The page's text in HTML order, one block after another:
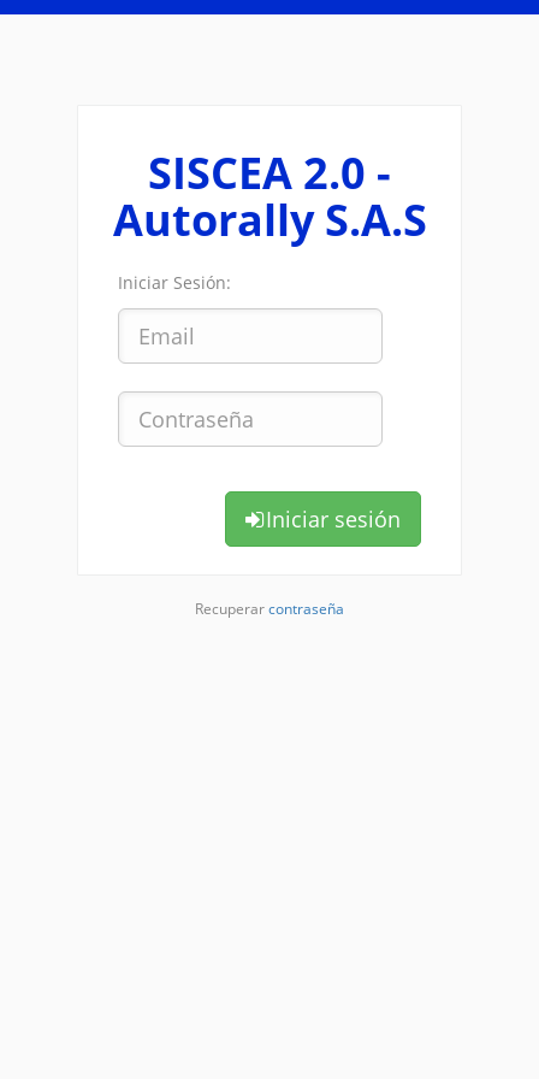
SISCEA 2.0 -
Autorally S.A.S
Iniciar Sesión:
Iniciar sesión
Recuperarcontraseña